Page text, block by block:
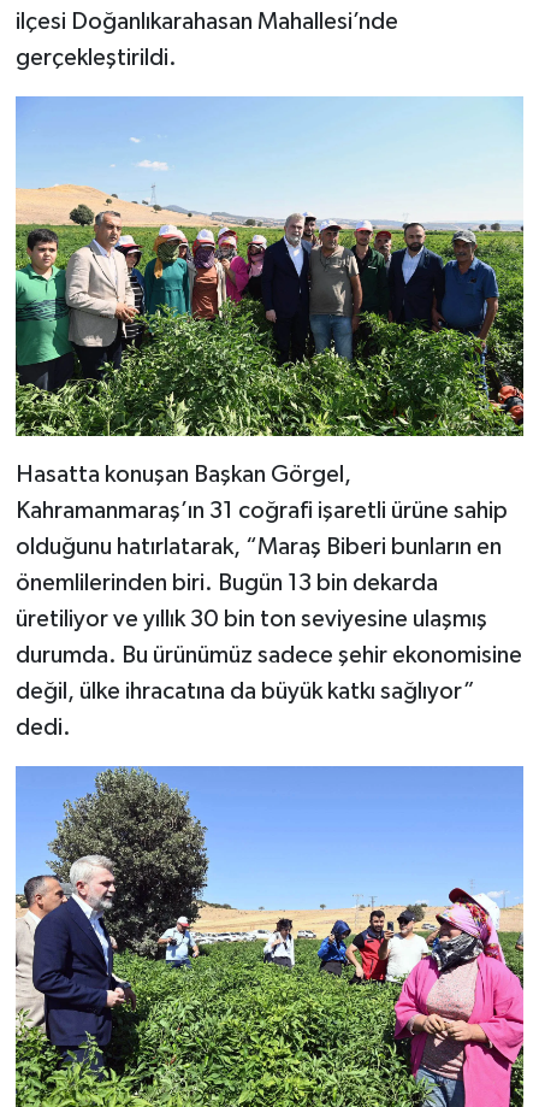
ilçesi Doğanlıkarahasan Mahallesi’nde
gerçekleştirildi.
Hasatta konuşan Başkan Görgel,
Kahramanmaraş’ın 31 coğrafi işaretli ürüne sahip
olduğunu hatırlatarak, “Maraş Biberi bunların en
önemlilerinden biri. Bugün 13 bin dekarda
üretiliyor ve yıllık 30 bin ton seviyesine ulaşmış
durumda. Bu ürünümüz sadece şehir ekonomisine
değil, ülke ihracatına da büyük katkı sağlıyor”
dedi.
MEDYA
ÜÇÜNCÜ SAYFA
BİLİMNET
Yemek
SİVİL TOPLUM
SEÇİM 2014
ÇEK GÖNDER
KİTAP
HEDEF2020
OTOMOBİL
TARİH
Genel
Politika
YEREL
BÖLGEDEN